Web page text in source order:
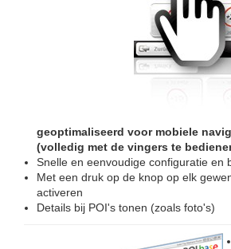
geoptimaliseerd voor mobiele
(volledig met de vingers te
Snelle en eenvoudige configuratie en
Met een druk op de knop op elk
activeren
Details bij POI's tonen (zoals foto's)